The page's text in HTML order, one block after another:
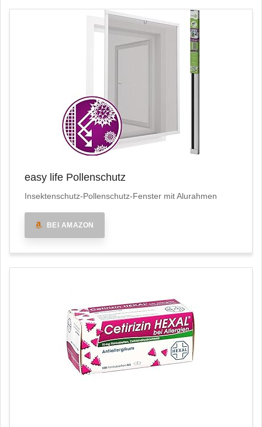
easy life Pollenschutz
Insektenschutz-Pollenschutz-Fenster mit Alurahmen
BEI AMAZON